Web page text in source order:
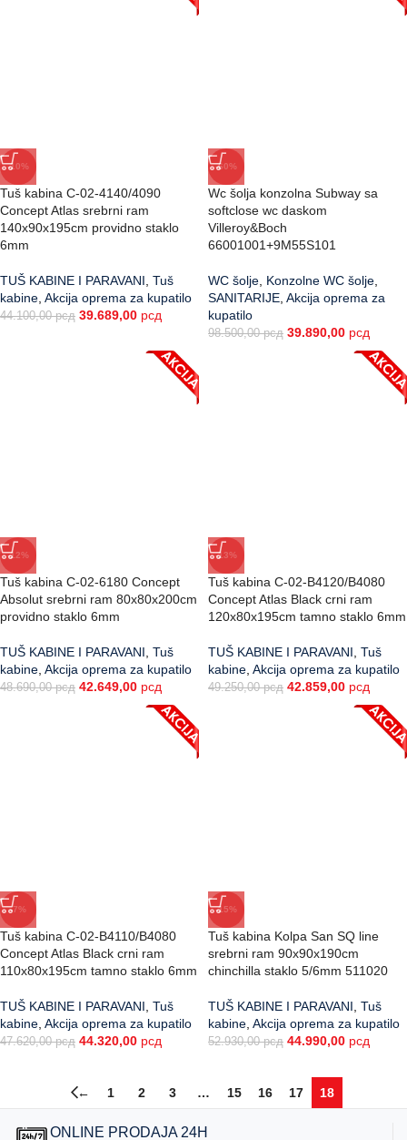
-10%
Tuš kabina C-02-4140/4090
Concept Atlas srebrni ram
140x90x195cm providno staklo
6mm
TUŠ KABINE I PARAVANI Tuš
kabine Akcija oprema za kupatilo
44.100,00рсд 39.689,00 рсд
-60%
Wc šolja konzolna Subway sa
softclose wc daskom
Villeroy&Boch
66001001+9M55S101
WC šolje Konzolne WC šolje
SANITARIJE Akcija oprema za
kupatilo
98.500,00рсд 39.890,00 рсд
-12%
Tuš kabina C-02-6180 Concept
Absolut srebrni ram 80x80x200cm
providno staklo 6mm
TUŠ KABINE I PARAVANI Tuš
kabine Akcija oprema za kupatilo
48.690,00рсд 42.649,00 рсд
-13%
Tuš kabina C-02-B4120/B4080
Concept Atlas Black crni ram
120x80x195cm tamno staklo 6mm
TUŠ KABINE I PARAVANI Tuš
kabine Akcija oprema za kupatilo
49.250,00рсд 42.859,00 рсд
-7%
Tuš kabina C-02-B4110/B4080
Concept Atlas Black crni ram
110x80x195cm tamno staklo 6mm
TUŠ KABINE I PARAVANI Tuš
kabine Akcija oprema za kupatilo
47.620,00рсд 44.320,00 рсд
-15%
Tuš kabina Kolpa San SQ line
srebrni ram 90x90x190cm
chinchilla staklo 5/6mm 511020
TUŠ KABINE I PARAVANI Tuš
kabine Akcija oprema za kupatilo
52.930,00рсд 44.990,00 рсд
← 1 2 3 … 15 16 17 18
ONLINE PRODAJA 24H